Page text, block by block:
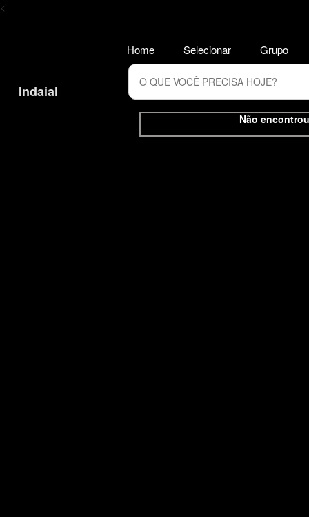
<
Indaial
Não
Home Selecionar Grupo